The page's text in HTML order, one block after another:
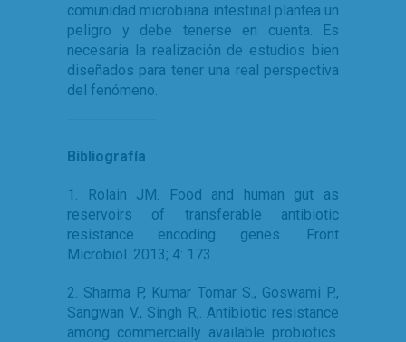
comunidad microbiana intestinal plantea un
peligro y debe tenerse en cuenta. Es
necesaria la realización de estudios bien
diseñados para tener una real perspectiva
del fenómeno.
Bibliografía
1. Rolain JM. Food and human gut as
reservoirs of transferable antibiotic
resistance encoding genes. Front
Microbiol. 2013; 4: 173.
2. Sharma P, Kumar Tomar S., Goswami P.,
Sangwan V., Singh R,. Antibiotic resistance
among commercially available probiotics.